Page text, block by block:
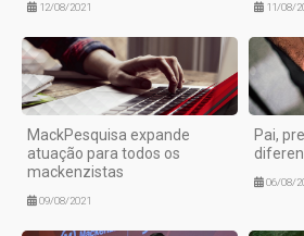
12/08/2021 11/08/
MackPesquisa expande
atuação para todos os
mackenzistas
09/08/2021
Pai,
06/08/